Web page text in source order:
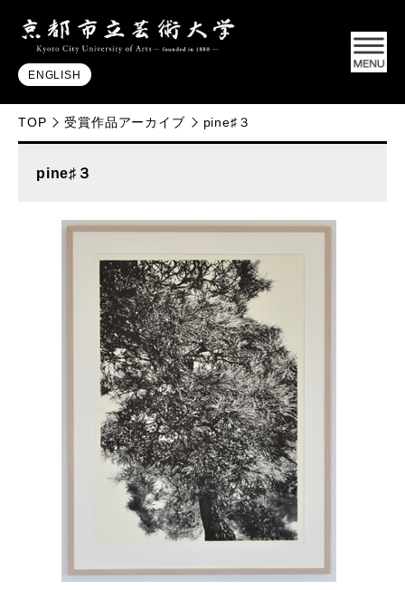
ENGLISH
TOP 受賞作品アーカイブ pine♯３
pine♯３